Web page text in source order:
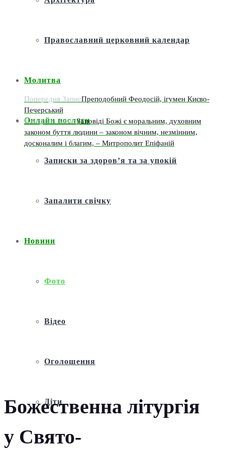
Православний церковний календар
Молитва
Онлайн послуги
Записки за здоров’я та за упокій
Запалити свічку
Новини
Фото
Відео
Оголошення
Діти
Божественна літургія
у Свято-
Попередня ЗаписПреподобний Феодосій, ігумен Києво-
Печерський
Наступна ЗаписЗаповіді Божі є моральним, духовним
законом буття людини – законом вічним, незмінним,
досконалим і благим, – Митрополит Епіфаній